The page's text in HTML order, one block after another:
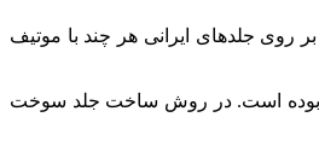
روی جلدهای ایرانی هر چند با موتیف
بوده است. در روش ساخت جلد سوخت